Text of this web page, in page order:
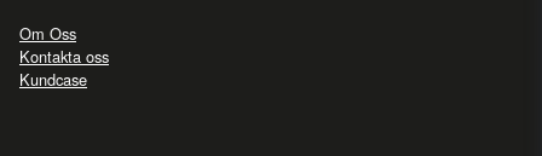
Om Oss
Kontakta oss
Kundcase